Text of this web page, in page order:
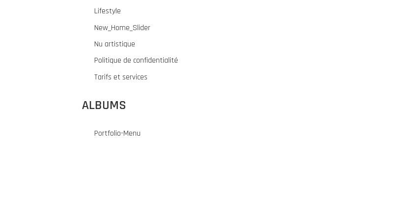
Lifestyle
New_Home_Slider
Nu artistique
Politique de confidentialité
Tarifs et services
ALBUMS
Portfolio-Menu